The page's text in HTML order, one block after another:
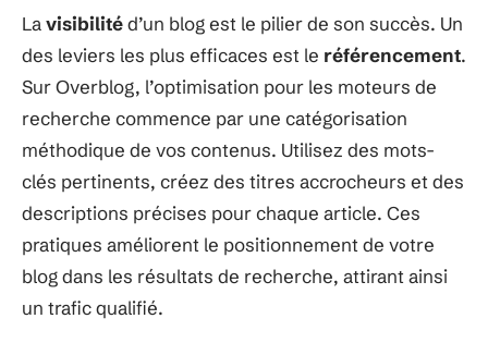
Lavisibilitéd’un blog est le pilier de son succès. Un
des leviers les plus efficaces est le référencement.
Sur Overblog, l’optimisation pour les moteurs de
recherche commence par une catégorisation
méthodique de vos contenus. Utilisez des mots-
clés pertinents, créez des titres accrocheurs et des
descriptions précises pour chaque article. Ces
pratiques améliorent le positionnement de votre
blog dans les résultats de recherche, attirant ainsi
un trafic qualifié.